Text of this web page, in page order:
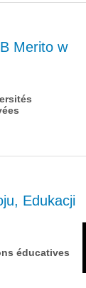
Merito w
Edukacji
éducatives